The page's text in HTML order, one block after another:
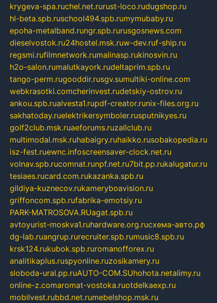
krygeva-spa.ruchel.net.rurust-loco.rudugshop.ru
hl-beta.spb.ruschool494.spb.rumymubaby.ru
epoha-metalband.rungr.spb.rurusgosnews.com
dieselvostok.ru24hostel.msk.ruw-dev.ruf-ship.ru
regsmi.rufilmnetwork.rumalinasp.rukinosvin.ru
h2o-salon.rumalutkayork.rudeltaprim.spb.ru
tango-perm.rugooddir.rusgv.sumultiki-online.com
webkrasotki.comcherinvest.rudetskiy-ostrov.ru
ankou.spb.rualvesta1.rupdf-creator.runix-files.org.ru
sakhatoday.ruelektrikersymboler.rusputnikyes.ru
golf2club.msk.ruaeforums.ruzallclub.ru
multimodal.msk.ruhabaigry.ruhaikko.rusobakopedia.ru
isz-fest.ruewnc.infoscreensaver-clock.net.ru
volnav.spb.rucomnat.runpf.net.ru7bit.pp.rukalugatur.ru
tesiaes.rucard.com.rukazanka.spb.ru
gildiya-kuznecov.rukameryboavision.ru
griffoncom.spb.rufabrika-emotsiy.ru
PARK-MATROSOVA.RUagat.spb.ru
avtoyurist-moskva1.ruhardware.org.ruсхема-авто.рф
dg-lab.ruangrup.rurecruiter.spb.rumusic8.spb.ru
krsk124.rukubok.spb.ruromanofforex.ru
analitikaplus.ruspyonline.ruzosikamery.ru
sloboda-ural.pp.ruAUTO-COM.SUhohota.netalimy.ru
online-z.comaromat-vostoka.ruotdelkaexp.ru
mobilvest.rubbd.net.rumebelshop.msk.ru